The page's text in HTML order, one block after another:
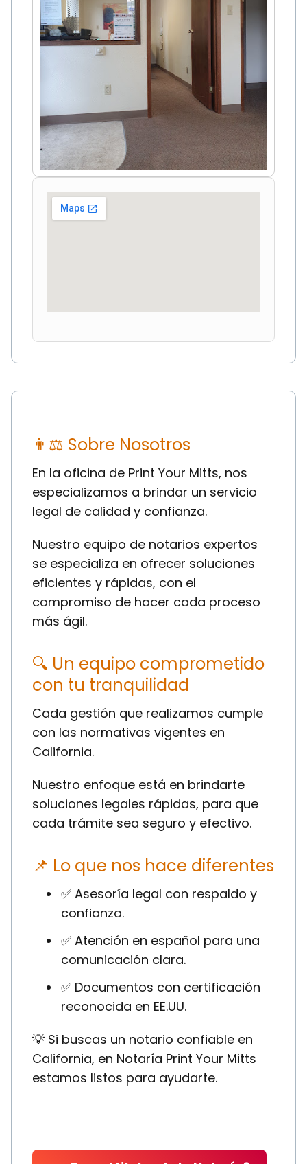
👨⚖ Sobre Nosotros
En la oficina de Print Your Mitts, nos
especializamos a brindar un servicio
legal de calidad y confianza.
Nuestro equipo de notarios expertos
se especializa en ofrecer soluciones
eficientes y rápidas, con el
compromiso de hacer cada proceso
más ágil.
🔍 Un equipo comprometido
con tu tranquilidad
Cada gestión que realizamos cumple
con las normativas vigentes en
California.
Nuestro enfoque está en brindarte
soluciones legales rápidas, para que
cada trámite sea seguro y efectivo.
📌 Lo que nos hace diferentes
✅ Asesoría legal con respaldo y
confianza.
✅ Atención en español para una
comunicación clara.
✅ Documentos con certificación
reconocida en EE.UU.
💡 Si buscas un notario confiable en
California, en Notaría Print Your Mitts
estamos listos para ayudarte.